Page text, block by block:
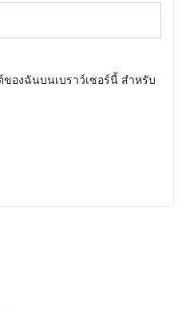
องฉันบนเบราว์เซอร์นี้ สำหรับ